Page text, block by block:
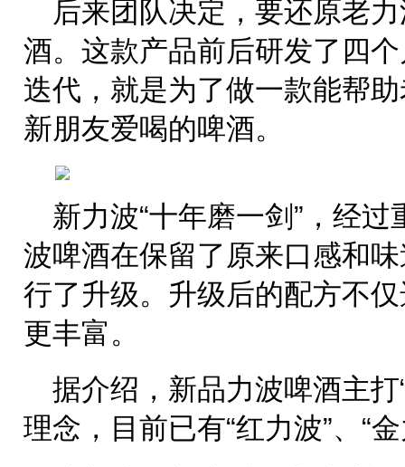
后来团队决定，要还原老
酒。这款产品前后研发了四
迭代，就是为了做一款能帮
新朋友爱喝的啤酒。
新力波“十年磨一剑”，经
波啤酒在保留了原来口感和
行了升级。升级后的配方不
更丰富。
据介绍，新品力波啤酒主
理念，目前已有“红力波”、“